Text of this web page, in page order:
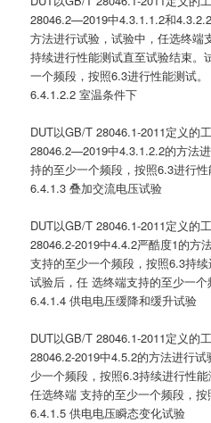
28046.2—2019中4.3.1.1.2和
方法进行试验，试验中，任选终端
持续进行性能测试直至试验结束。
一个频段，按照6.3进行性能测试。
6.4.1.2.2 室温条件下
DUT以GB/T 28046.1-2011定义的
28046.2—2019中4.3.1.2.2的方法
持的至少一个频段，按照6.3进行性
6.4.1.3 叠加交流电压试验
DUT以GB/T 28046.1-2011定义的
28046.2-2019中4.4.2严酷度1的方
支持的至少一个频段，按照6.3持续
试验后，任 选终端支持的至少一个
6.4.1.4 供电电压缓降和缓升试验
DUT以GB/T 28046.1-2011定义的
28046.2-2019中4.5.2的方法进行
少一个频段，按照6.3持续进行性
任选终端 支持的至少一个频段，按
6.4.1.5 供电电压瞬态变化试验